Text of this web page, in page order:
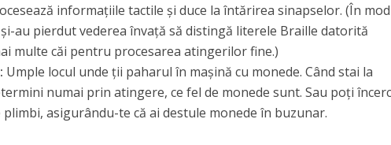
informațiile tactile și duce la întărirea sinapselor. (În mod
au pierdut vederea învață să distingă literele Braille datorită
multe căi pentru procesarea atingerilor fine.)
Umple locul unde ții paharul în mașină cu monede. Când stai la
numai prin atingere, ce fel de monede sunt. Sau poți
asigurându-te că ai destule monede în buzunar.